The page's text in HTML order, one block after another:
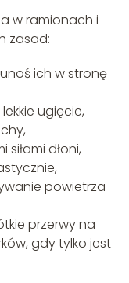
w ramionach i
zasad:
ich w stronę
ugięcie,
dłoni,
powietrza
przerwy na
gdy tylko jest